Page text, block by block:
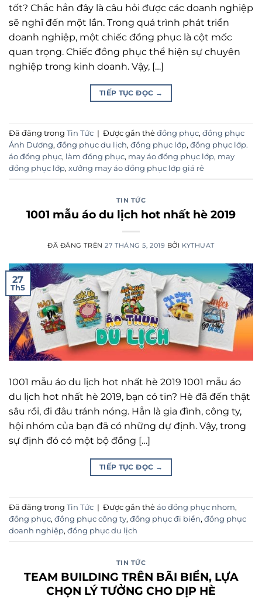
tốt? Chắc hẳn đây là câu hỏi được các doanh nghiệp
sẽ nghĩ đến một lần. Trong quá trình phát triển
doanh nghiệp, một chiếc đồng phục là cột mốc
quan trọng. Chiếc đồng phục thể hiện sự chuyên
nghiệp trong kinh doanh. Vậy, […]
TIẾP TỤC ĐỌC →
Đã đăng trong Tin Tức | Được gắn thẻ đồng phục, đồng phục
Ánh Dương, đồng phục du lịch, đồng phục lớp, đồng phục lớp.
áo đồng phục, làm đồng phục, may áo đồng phục lớp, may
đồng phục lớp, xưởng may áo đồng phục lớp giá rẻ
TIN TỨC
1001 mẫu áo du lịch hot nhất hè 2019
ĐÃ ĐĂNG TRÊN27 THÁNG 5, 2019 BỞI KYTHUAT
27
Th5
1001 mẫu áo du lịch hot nhất hè 2019 1001 mẫu áo
du lịch hot nhất hè 2019, bạn có tin? Hè đã đến thật
sâu rồi, đi đâu tránh nóng. Hẳn là gia đình, công ty,
hội nhóm của bạn đã có những dự định. Vậy, trong
sự định đó có một bộ đồng […]
TIẾP TỤC ĐỌC →
Đã đăng trong Tin Tức | Được gắn thẻ áo đồng phục nhom,
đồng phục, đồng phục công ty, đồng phục đi biển, đồng phục
doanh nghiệp, đồng phục du lịch
TIN TỨC
TEAM BUILDING TRÊN BÃI BIỂN, LỰA
CHỌN LÝ TƯỞNG CHO DỊP HÈ